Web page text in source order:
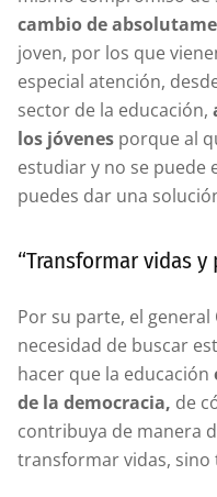
cambio de
joven, por los que
especial atención,
sector de la educación,
los jóvenes porque al
estudiar y no se puede
puedes dar una
“Transformar vidas
Por su parte, el
necesidad de buscar
hacer que la educación
de la democracia, de
contribuya de manera
transformar vidas, sino